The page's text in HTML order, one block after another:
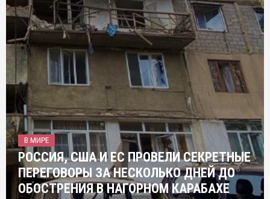
В МИРЕ
РОССИЯ, США И ЕС ПРОВЕЛИ СЕКРЕТНЫЕ
ПЕРЕГОВОРЫ ЗА НЕСКОЛЬКО ДНЕЙ ДО
ОБОСТРЕНИЯ В НАГОРНОМ КАРАБАХЕ